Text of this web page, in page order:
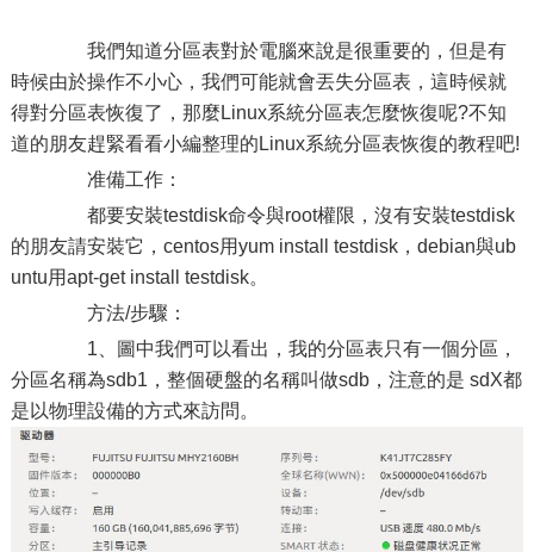
我們知道分區表對於電腦來說是很重要的，但是有
時候由於操作不小心，我們可能就會丟失分區表，這時候就
得對分區表恢復了，那麼Linux系統分區表怎麼恢復呢?不知
道的朋友趕緊看看小編整理的Linux系統分區表恢復的教程吧!
准備工作：
都要安裝testdisk命令與root權限，沒有安裝testdisk
的朋友請安裝它，centos用yum install testdisk，debian與ub
untu用apt-get install testdisk。
方法/步驟：
1、圖中我們可以看出，我的分區表只有一個分區，
分區名稱為sdb1，整個硬盤的名稱叫做sdb，注意的是 sdX都
是以物理設備的方式來訪問。